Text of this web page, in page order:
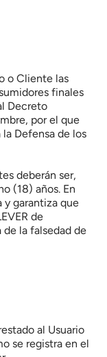
o Cliente las
finales
Decreto
por el que
Defensa de los
deberán ser,
(18) años. En
garantiza que
de
de la falsedad de
al Usuario
se registra en el